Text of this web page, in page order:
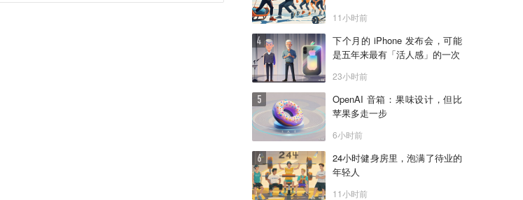
11小时前
下个月的 iPhone 发布会，可能
是五年来最有「活人感」的一次
23小时前
OpenAI 音箱：果味设计，但比
苹果多走一步
6小时前
24小时健身房里，泡满了待业的
年轻人
11小时前